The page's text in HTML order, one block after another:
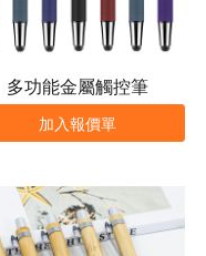
多功能金屬觸控筆
加入報價單